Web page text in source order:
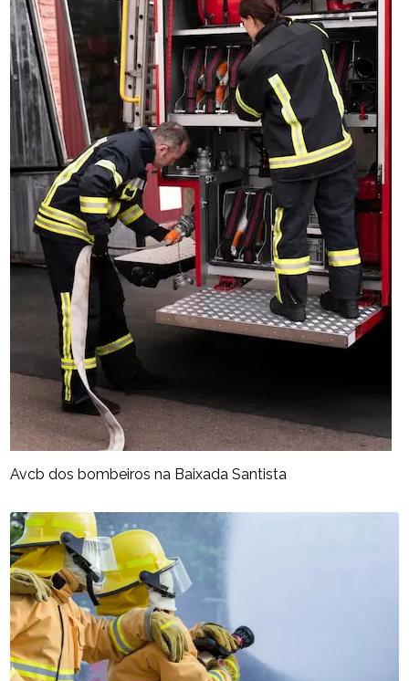
Avcb dos bombeiros na Baixada Santista